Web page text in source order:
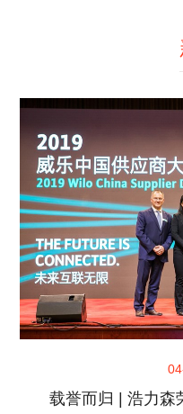
载誉而归 | 浩力森